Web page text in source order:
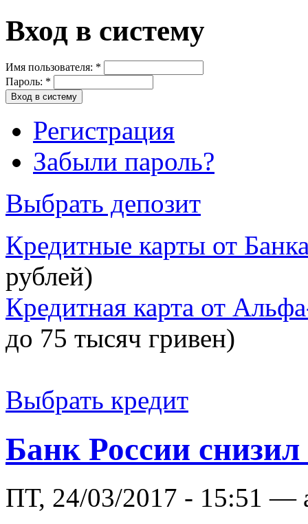
Вход в систему
Имя пользователя: *
Пароль: *
Регистрация
Забыли пароль?
Выбрать депозит
Кредитные карты от
рублей)
Кредитная карта от
до 75 тысяч гривен)
Выбрать кредит
Банк России
ПТ, 24/03/2017 - 15:51 —